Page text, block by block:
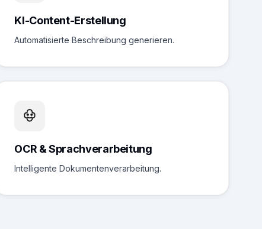
KI-Content-Erstellung
Automatisierte Beschreibung generieren.
OCR & Sprachverarbeitung
Intelligente Dokumentenverarbeitung.